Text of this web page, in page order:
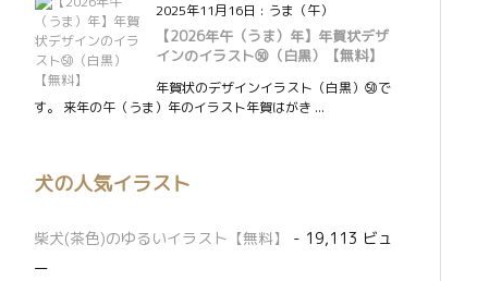
2025年11月16日 : うま（午）
【2026年午（うま）年】年賀状デザ
インのイラスト㊿（白黒）【無料】
年賀状のデザインイラスト（白黒）㊿で
す。 来年の午（うま）年のイラスト年賀はがき ...
犬の人気イラスト
柴犬(茶色)のゆるいイラスト【無料】
- 19,113 ビュ
ー